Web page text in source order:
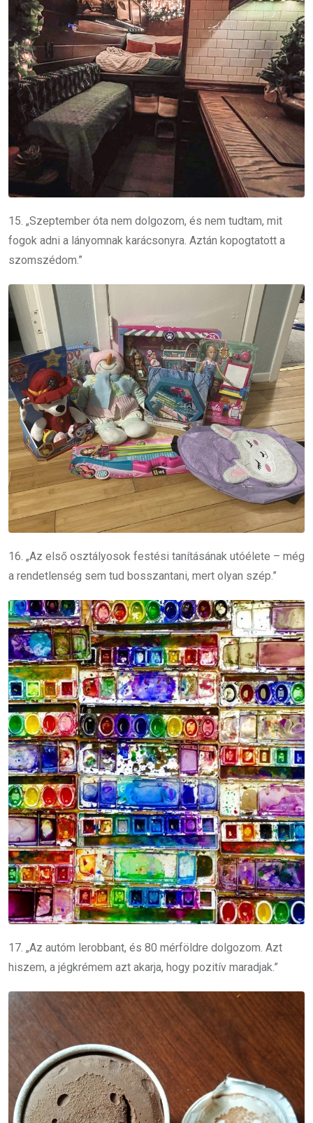
15. „Szeptember óta nem dolgozom, és nem tudtam, mit
fogok adni a lányomnak karácsonyra. Aztán kopogtatott a
szomszédom.”
16. „Az első osztályosok festési tanításának utóélete – még
a rendetlenség sem tud bosszantani, mert olyan szép.”
17. „Az autóm lerobbant, és 80 mérföldre dolgozom. Azt
hiszem, a jégkrémem azt akarja, hogy pozitív maradjak.”